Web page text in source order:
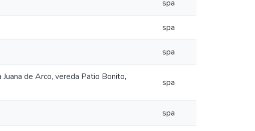
spa
spa
spa
de Arco, vereda Patio Bonito,
spa
spa